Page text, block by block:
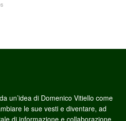
un’idea di Domenico Vitiello come
le sue vesti e diventare, ad
di informazione e collaborazione